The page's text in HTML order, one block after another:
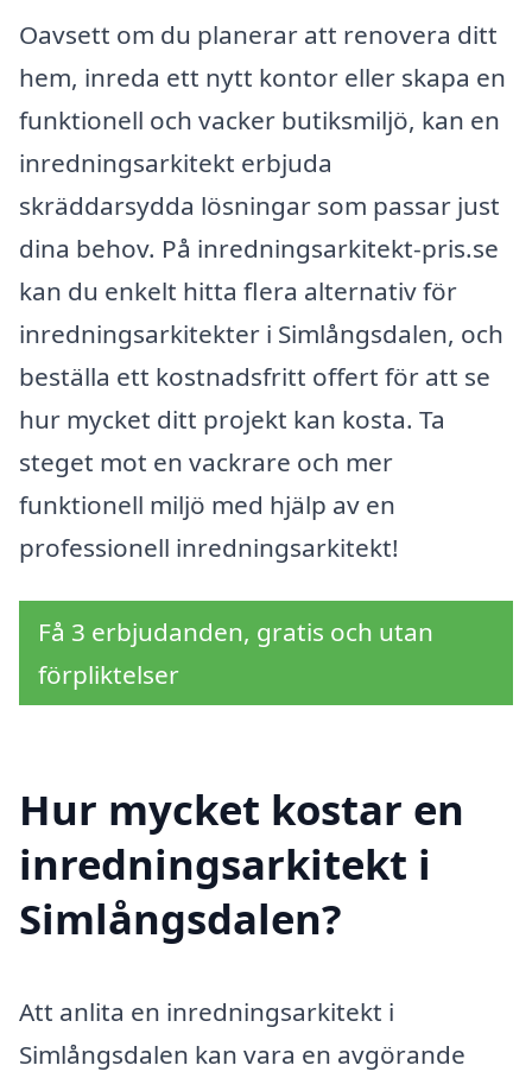
Oavsett om du planerar att renovera ditt
hem, inreda ett nytt kontor eller skapa en
funktionell och vacker butiksmiljö, kan en
inredningsarkitekt erbjuda
skräddarsydda lösningar som passar just
dina behov. På inredningsarkitekt-pris.se
kan du enkelt hitta flera alternativ för
inredningsarkitekter i Simlångsdalen, och
beställa ett kostnadsfritt offert för att se
hur mycket ditt projekt kan kosta. Ta
steget mot en vackrare och mer
funktionell miljö med hjälp av en
professionell inredningsarkitekt!
Få 3 erbjudanden, gratis och utan
förpliktelser
Hur mycket kostar en
inredningsarkitekt i
Simlångsdalen?
Att anlita en inredningsarkitekt i
Simlångsdalen kan vara en avgörande